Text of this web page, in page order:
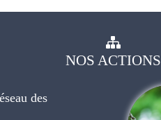
NOS ACTIONS
des